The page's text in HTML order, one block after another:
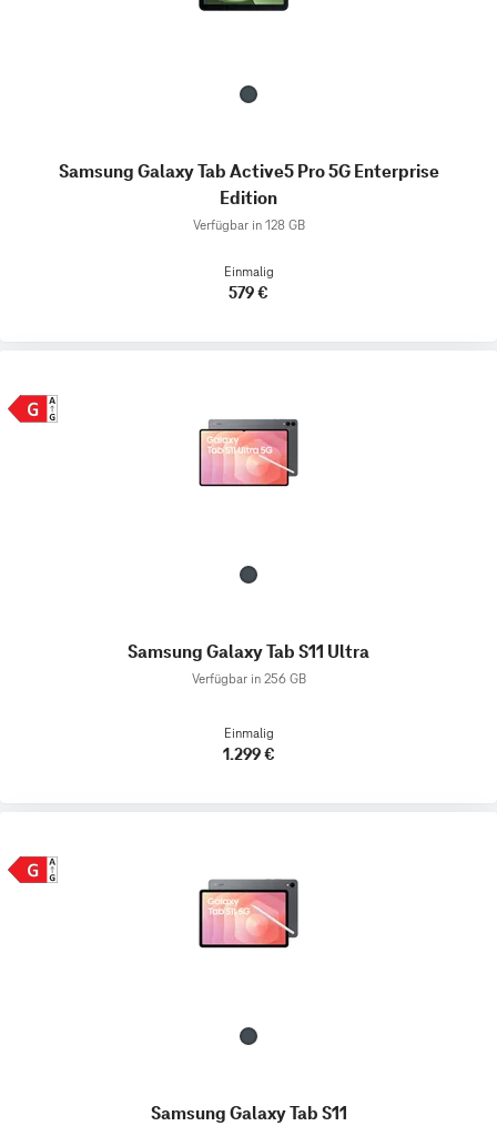
Samsung Galaxy Tab Active5 Pro 5G Enterprise
Edition
Verfügbar in 128 GB
Einmalig
579 €
Samsung Galaxy Tab S11 Ultra
Verfügbar in 256 GB
Einmalig
1.299 €
Samsung Galaxy Tab S11